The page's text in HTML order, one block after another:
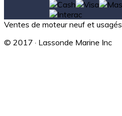
Ventes de moteur neuf et usagés
© 2017 · Lassonde Marine Inc